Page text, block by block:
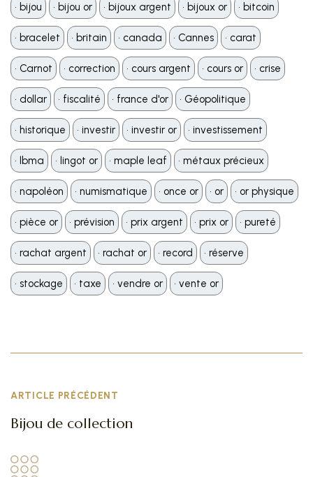
•️ bijou •️ bijou or •️ bijoux argent •️ bijoux or •️ bitcoin
•️ bracelet •️ britain •️ canada •️ Cannes •️ carat
•️ Carnot •️ correction •️ cours argent •️ cours or •️ crise
•️ dollar •️ fiscalité •️ france d'or •️ Géopolitique
•️ historique •️ investir •️ investir or •️ investissement
•️ lbma •️ lingot or •️ maple leaf •️ métaux précieux
•️ napoléon •️ numismatique •️ once or •️ or •️ or physique
•️ pièce or •️ prévision •️ prix argent •️ prix or •️ pureté
•️ rachat argent •️ rachat or •️ record •️ réserve
•️ stockage •️ taxe •️ vendre or •️ vente or
ARTICLE PRÉCÉDENT
Bijou de collection